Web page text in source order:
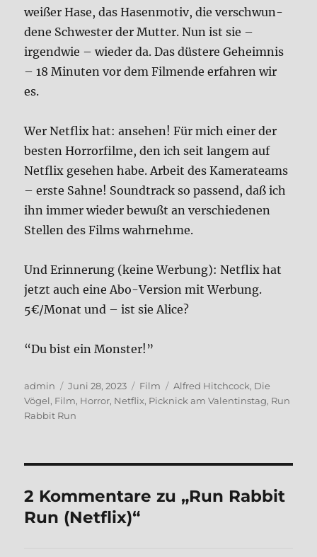
wei­ßer Hase, das Hasen­mo­tiv, die ver­schwun­
de­ne Schwe­ster der Mut­ter. Nun ist sie –
irgend­wie – wie­der da. Das düste­re Geheim­nis
– 18 Minu­ten vor dem Fil­men­de erfah­ren wir
es.
Wer Net­flix hat: anse­hen! Für mich einer der
besten Hor­ror­fil­me, den ich seit lan­gem auf
Net­flix gese­hen habe. Arbeit des Kame­ra­teams
– erste Sah­ne! Sound­track so pas­send, daß ich
ihn immer wie­der bewußt an ver­schie­de­nen
Stel­len des Films wahr­neh­me.
Und Erin­ne­rung (kei­ne Wer­bung): Net­flix hat
jetzt auch eine Abo-Ver­si­on mit Wer­bung.
5€/Monat und – ist sie Ali­ce?
“Du bist ein Mon­ster!”
Autor
admin
Veröffentlicht
am
Juni 28, 2023 Kategorien
Film Schlagwörter
Alfred Hitchcock, Die
Vögel, Film, Horror, Netflix, Picknick am Valentinstag, Run
Rabbit Run
2 Kommentare zu „Run Rab­bit
Run (Net­flix)“